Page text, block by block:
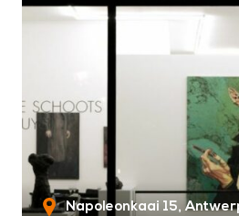
Napoleonkaai 15